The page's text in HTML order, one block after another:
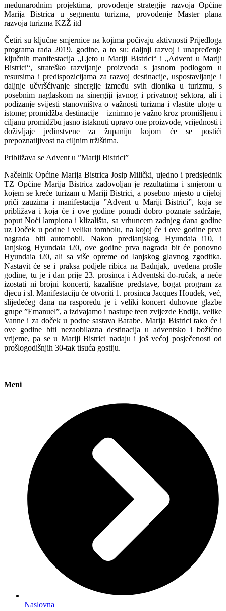
međunarodnim projektima, provođenje strategije razvoja Općine
Marija Bistrica u segmentu turizma, provođenje Master plana
razvoja turizma KZŽ itd
Četiri su ključne smjernice na kojima počivaju aktivnosti Prijedloga
programa rada 2019. godine, a to su: daljnji razvoj i unapređenje
ključnih manifestacija „Ljeto u Mariji Bistrici“ i „Advent u Mariji
Bistrici“, strateško razvijanje proizvoda s jasnom podlogom u
resursima i predispozicijama za razvoj destinacije, uspostavljanje i
daljnje učvršćivanje sinergije između svih dionika u turizmu, s
posebnim naglaskom na sinergiji javnog i privatnog sektora, ali i
podizanje svijesti stanovništva o važnosti turizma i vlastite uloge u
istome; promidžba destinacije – iznimno je važno kroz promišljenu i
ciljanu promidžbu jasno istaknuti upravo one proizvode, vrijednosti i
doživljaje jedinstvene za županiju kojom će se postići
prepoznatljivost na ciljnim tržištima.
Približava se Advent u ”Mariji Bistrici”
Načelnik Općine Marija Bistrica Josip Milički, ujedno i predsjednik
TZ Općine Marija Bistrica zadovoljan je rezultatima i smjerom u
kojem se kreće turizam u Mariji Bistrici, a posebno mjesto u cijeloj
priči zauzima i manifestacija ”Advent u Mariji Bistrici”, koja se
približava i koja će i ove godine ponudi dobro poznate sadržaje,
poput Noći lampiona i klizališta, sa vrhuncem zadnjeg dana godine
uz Doček u podne i veliku tombolu, na kojoj će i ove godine prva
nagrada biti automobil. Nakon predlanjskog Hyundaia i10, i
lanjskog Hyundaia i20, ove godine prva nagrada bit će ponovno
Hyundaia i20, ali sa više opreme od lanjskog glavnog zgoditka.
Nastavit će se i praksa podjele ribica na Badnjak, uvedena prošle
godine, tu je i dan prije 23. prosinca i Adventski do-ručak, a neće
izostati ni brojni koncerti, kazališne predstave, bogat program za
djecu i sl. Manifestaciju će otvoriti 1. prosinca Jacques Houdek, već,
slijedećeg dana na rasporedu je i veliki koncert duhovne glazbe
grupe ”Emanuel”, a izdvajamo i nastupe teen zvijezde Endija, velike
Vanne i za doček u podne sastava Barabe. Marija Bistrici tako će i
ove godine biti nezaobilazna destinacija u adventsko i božićno
vrijeme, pa se u Mariji Bistrici nadaju i još većoj posječenosti od
prošlogodišnjih 30-tak tisuća gostiju.
Meni
Naslovna